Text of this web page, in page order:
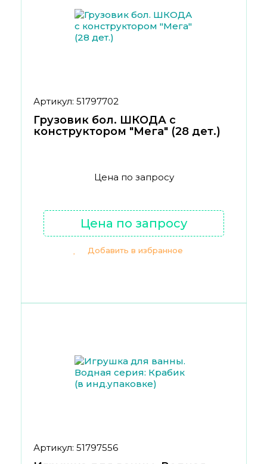
Артикул: 51797702
Грузовик бол. ШКОДА с
конструктором "Мега" (28 дет.)
Цена по запросу
Цена по запросу
Добавить в избранное
Артикул: 51797556